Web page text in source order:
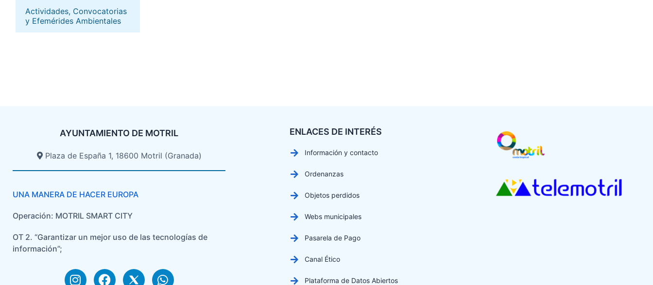
Actividades, Convocatorias
y Efemérides Ambientales
AYUNTAMIENTO DE MOTRIL
Plaza de España 1, 18600 Motril (Granada)​
UNA MANERA DE HACER EUROPA
Operación: MOTRIL SMART CITY
OT 2. “Garantizar un mejor uso de las tecnologías de
información”;
ENLACES DE INTERÉS
Información y contacto
Ordenanzas
Objetos perdidos
Webs municipales
Pasarela de Pago
Canal Ético
Plataforma de Datos Abiertos